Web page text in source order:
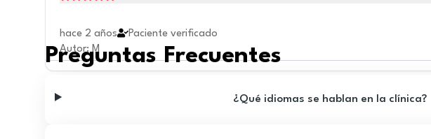
hace 2 años
Paciente verificado
Autor:M
Preguntas Frecuentes
¿Qué idiomas se hablan en la clínica?